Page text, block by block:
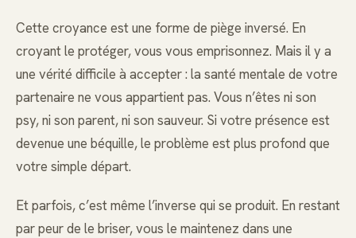
Cette croyance est une forme de piège inversé. En
croyant le protéger, vous vous emprisonnez. Mais il y a
une vérité difficile à accepter : la santé mentale de votre
partenaire ne vous appartient pas. Vous n’êtes ni son
psy, ni son parent, ni son sauveur. Si votre présence est
devenue une béquille, le problème est plus profond que
votre simple départ.
Et parfois, c’est même l’inverse qui se produit. En restant
par peur de le briser, vous le maintenez dans une